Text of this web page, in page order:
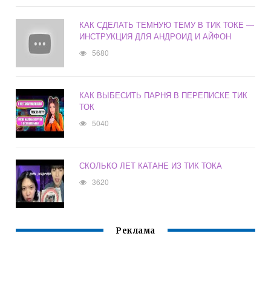
КАК СДЕЛАТЬ ТЕМНУЮ ТЕМУ В ТИК ТОКЕ —
ИНСТРУКЦИЯ ДЛЯ АНДРОИД И АЙФОН
5680
КАК ВЫБЕСИТЬ ПАРНЯ В ПЕРЕПИСКЕ ТИК
ТОК
5040
СКОЛЬКО ЛЕТ КАТАНЕ ИЗ ТИК ТОКА
3620
Реклама